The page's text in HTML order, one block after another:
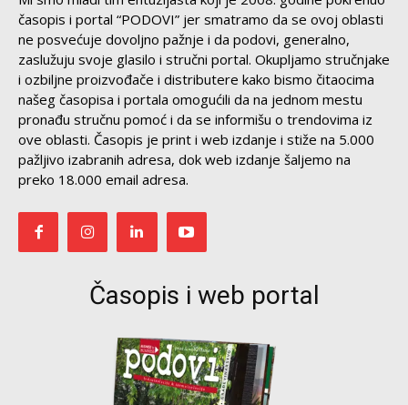
časopis i portal “PODOVI” jer smatramo da se ovoj oblasti
ne posvećuje dovoljno pažnje i da podovi, generalno,
zaslužuju svoje glasilo i stručni portal. Okupljamo stručnjake
i ozbiljne proizvođače i distributere kako bismo čitaocima
našeg časopisa i portala omogućili da na jednom mestu
pronađu stručnu pomoć i da se informišu o trendovima iz
ove oblasti. Časopis je print i web izdanje i stiže na 5.000
pažljivo izabranih adresa, dok web izdanje šaljemo na
preko 18.000 email adresa.
Časopis i web portal